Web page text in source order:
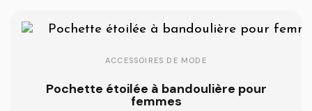
ACCESSOIRES DE MODE
Pochette étoilée à bandoulière pour
femmes